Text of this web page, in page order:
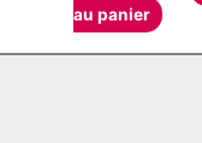
au panier